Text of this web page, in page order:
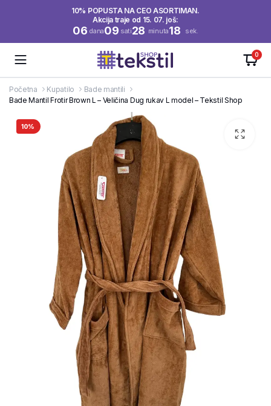
10% POPUSTA NA CEO ASORTIMAN.
Akcija traje od 15. 07. još:
06 dana09 sati28 minuta18 sek.
0
Početna Kupatilo
Bade mantili
Bade Mantil Frotir Brown L – Veličina Dug rukav L model – Tekstil Shop
10%